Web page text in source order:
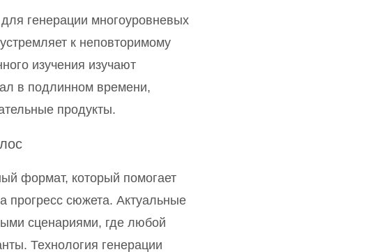
генерации многоуровневых
к неповторимому
изучения изучают
в подлинном времени,
продукты.
формат, который помогает
сюжета. Актуальные
сценариями, где любой
Технология генерации